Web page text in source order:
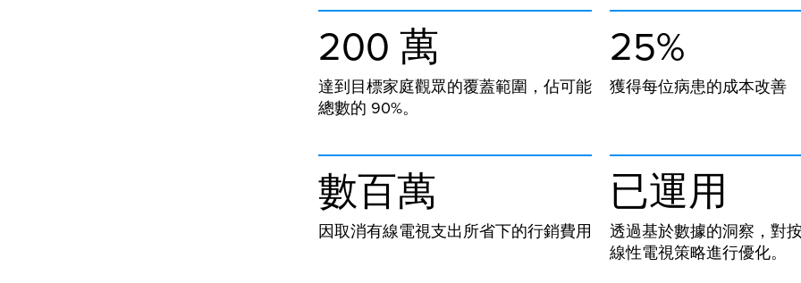
200 萬
達到目標家庭觀眾的覆蓋範圍，佔可能
總數的 90%。
25%
獲得每位病患的成本改善
數百萬
因取消有線電視支出所省下的行銷費用
已運用
透過基於數據的洞察，對
線性電視策略進行優化。